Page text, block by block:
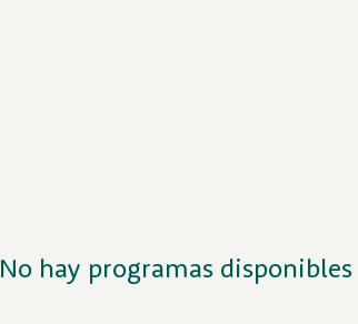
No hay programas disponibles